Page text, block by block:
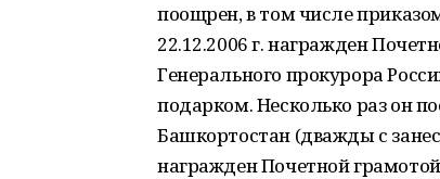
поощрен, в том числе
22.12.2006 г. награжден
Генерального прокурора
подарком. Несколько раз он
Башкортостан (дважды с
награжден Почетной